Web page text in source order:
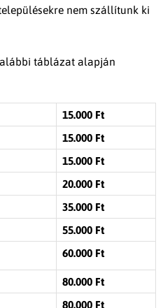
nem szállítunk ki
táblázat alapján
15.000 Ft
15.000 Ft
15.000 Ft
20.000 Ft
35.000 Ft
55.000 Ft
60.000 Ft
80.000 Ft
80.000 Ft